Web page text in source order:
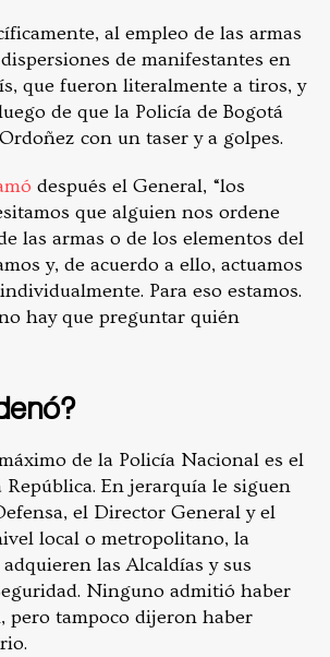
al empleo de las armas
de manifestantes en
que fueron literalmente a tiros, y
de que la Policía de Bogotá
con un taser y a golpes.
después el General, “los
que alguien nos ordene
las armas o de los elementos del
y, de acuerdo a ello, actuamos
Para eso estamos.
hay que preguntar quién
de la Policía Nacional es el
República. En jerarquía le siguen
el Director General y el
local o metropolitano, la
las Alcaldías y sus
Ninguno admitió haber
pero tampoco dijeron haber